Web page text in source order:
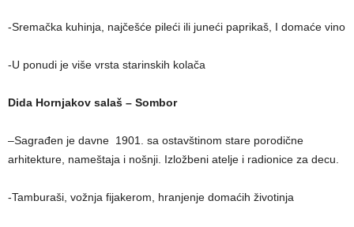
-Sremačka kuhinja, najčešće pileći ili juneći paprikaš, I domaće vino
-U ponudi je više vrsta starinskih kolača
Dida Hornjakov salaš – Sombor
–Sagrađen je davne 1901. sa ostavštinom stare porodične
arhitekture, nameštaja i nošnji. Izložbeni atelje i radionice za decu.
-Tamburaši, vožnja fijakerom, hranjenje domaćih životinja